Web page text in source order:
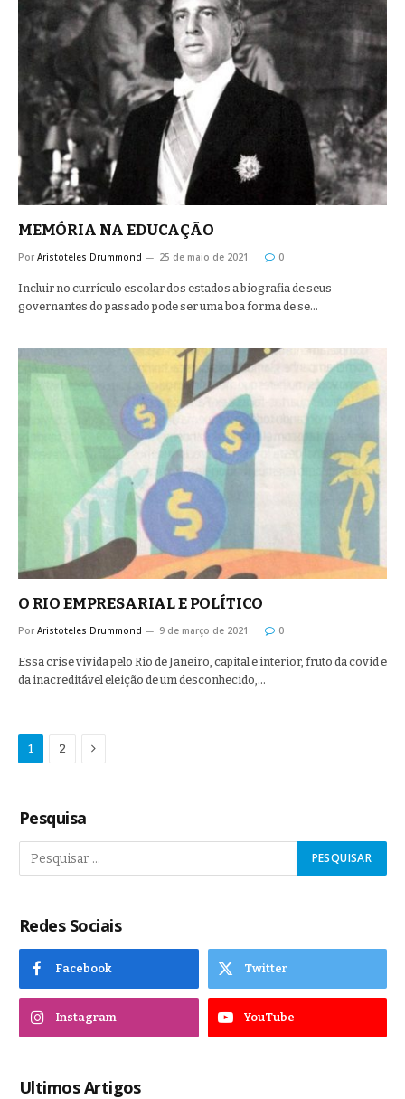
MEMÓRIA NA EDUCAÇÃO
Por Aristoteles Drummond 25 de maio de 2021 0
Incluir no currículo escolar dos estados a biografia de seus
governantes do passado pode ser uma boa forma de se…
O RIO EMPRESARIAL E POLÍTICO
Por Aristoteles Drummond 9 de março de 2021 0
Essa crise vivida pelo Rio de Janeiro, capital e interior, fruto da covid e
da inacreditável eleição de um desconhecido,…
1 2 Proximo
Pesquisa
Redes Sociais
Facebook Twitter
Instagram YouTube
Ultimos Artigos